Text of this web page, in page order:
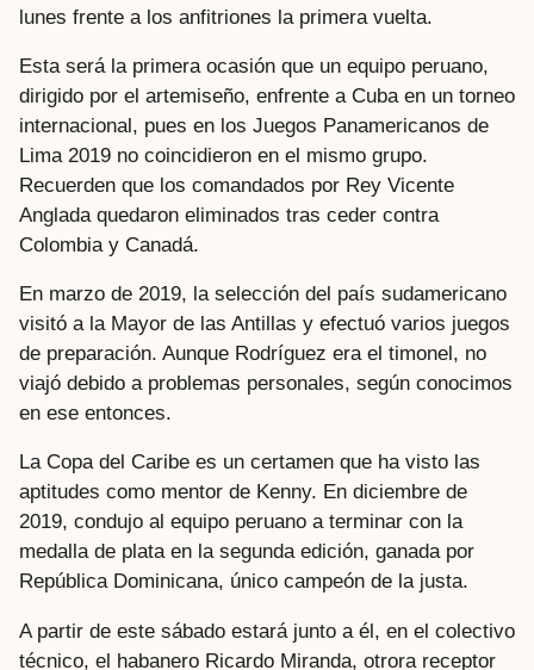
lunes frente a los anfitriones la primera vuelta.
Esta será la primera ocasión que un equipo peruano,
dirigido por el artemiseño, enfrente a Cuba en un torneo
internacional, pues en los Juegos Panamericanos de
Lima 2019 no coincidieron en el mismo grupo.
Recuerden que los comandados por Rey Vicente
Anglada quedaron eliminados tras ceder contra
Colombia y Canadá.
En marzo de 2019, la selección del país sudamericano
visitó a la Mayor de las Antillas y efectuó varios juegos
de preparación. Aunque Rodríguez era el timonel, no
viajó debido a problemas personales, según conocimos
en ese entonces.
La Copa del Caribe es un certamen que ha visto las
aptitudes como mentor de Kenny. En diciembre de
2019, condujo al equipo peruano a terminar con la
medalla de plata en la segunda edición, ganada por
República Dominicana, único campeón de la justa.
A partir de este sábado estará junto a él, en el colectivo
técnico, el habanero Ricardo Miranda, otrora receptor